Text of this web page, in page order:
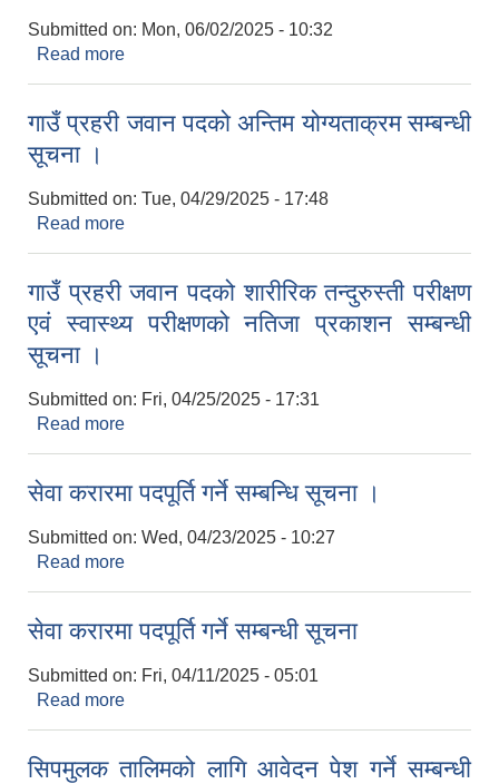
Submitted on: Mon, 06/02/2025 - 10:32
Read more
गाउँ प्रहरी जवान पदको अन्तिम योग्यताक्रम सम्बन्धी
सूचना ।
Submitted on: Tue, 04/29/2025 - 17:48
Read more
गाउँ प्रहरी जवान पदको शारीरिक तन्दुरुस्ती परीक्षण
एवं स्वास्थ्य परीक्षणको नतिजा प्रकाशन सम्बन्धी
सूचना ।
Submitted on: Fri, 04/25/2025 - 17:31
Read more
सेवा करारमा पदपूर्ति गर्ने सम्बन्धि सूचना ।
Submitted on: Wed, 04/23/2025 - 10:27
Read more
सेवा करारमा पदपूर्ति गर्ने सम्बन्धी सूचना
Submitted on: Fri, 04/11/2025 - 05:01
Read more
सिपमुलक तालिमको लागि आवेदन पेश गर्ने सम्बन्धी